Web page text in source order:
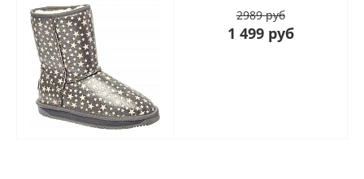
2989 руб
1 499 руб